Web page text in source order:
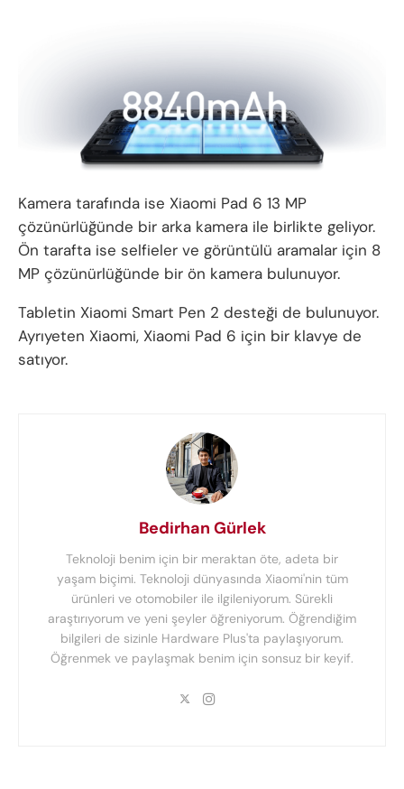
Kamera tarafında ise Xiaomi Pad 6 13 MP
çözünürlüğünde bir arka kamera ile birlikte geliyor.
Ön tarafta ise selfieler ve görüntülü aramalar için 8
MP çözünürlüğünde bir ön kamera bulunuyor.
Tabletin Xiaomi Smart Pen 2 desteği de bulunuyor.
Ayrıyeten Xiaomi, Xiaomi Pad 6 için bir klavye de
satıyor.
Bedirhan Gürlek
Teknoloji benim için bir meraktan öte, adeta bir
yaşam biçimi. Teknoloji dünyasında Xiaomi'nin tüm
ürünleri ve otomobiler ile ilgileniyorum. Sürekli
araştırıyorum ve yeni şeyler öğreniyorum. Öğrendiğim
bilgileri de sizinle Hardware Plus'ta paylaşıyorum.
Öğrenmek ve paylaşmak benim için sonsuz bir keyif.